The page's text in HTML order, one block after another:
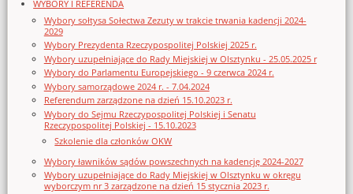
WYBORY I REFERENDA
Wybory sołtysa Sołectwa Zezuty w trakcie trwania kadencji 2024-
2029
Wybory Prezydenta Rzeczypospolitej Polskiej 2025 r.
Wybory uzupełniające do Rady Miejskiej w Olsztynku - 25.05.2025 r
Wybory do Parlamentu Europejskiego - 9 czerwca 2024 r.
Wybory samorządowe 2024 r. - 7.04.2024
Referendum zarządzone na dzień 15.10.2023 r.
Wybory do Sejmu Rzeczypospolitej Polskiej i Senatu
Rzeczypospolitej Polskiej - 15.10.2023
Szkolenie dla członków OKW
Wybory ławników sądów powszechnych na kadencję 2024-2027
Wybory uzupełniające do Rady Miejskiej w Olsztynku w okręgu
wyborczym nr 3 zarządzone na dzień 15 stycznia 2023 r.